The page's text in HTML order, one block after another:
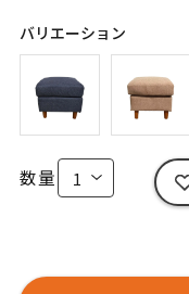
バリエーション
数量